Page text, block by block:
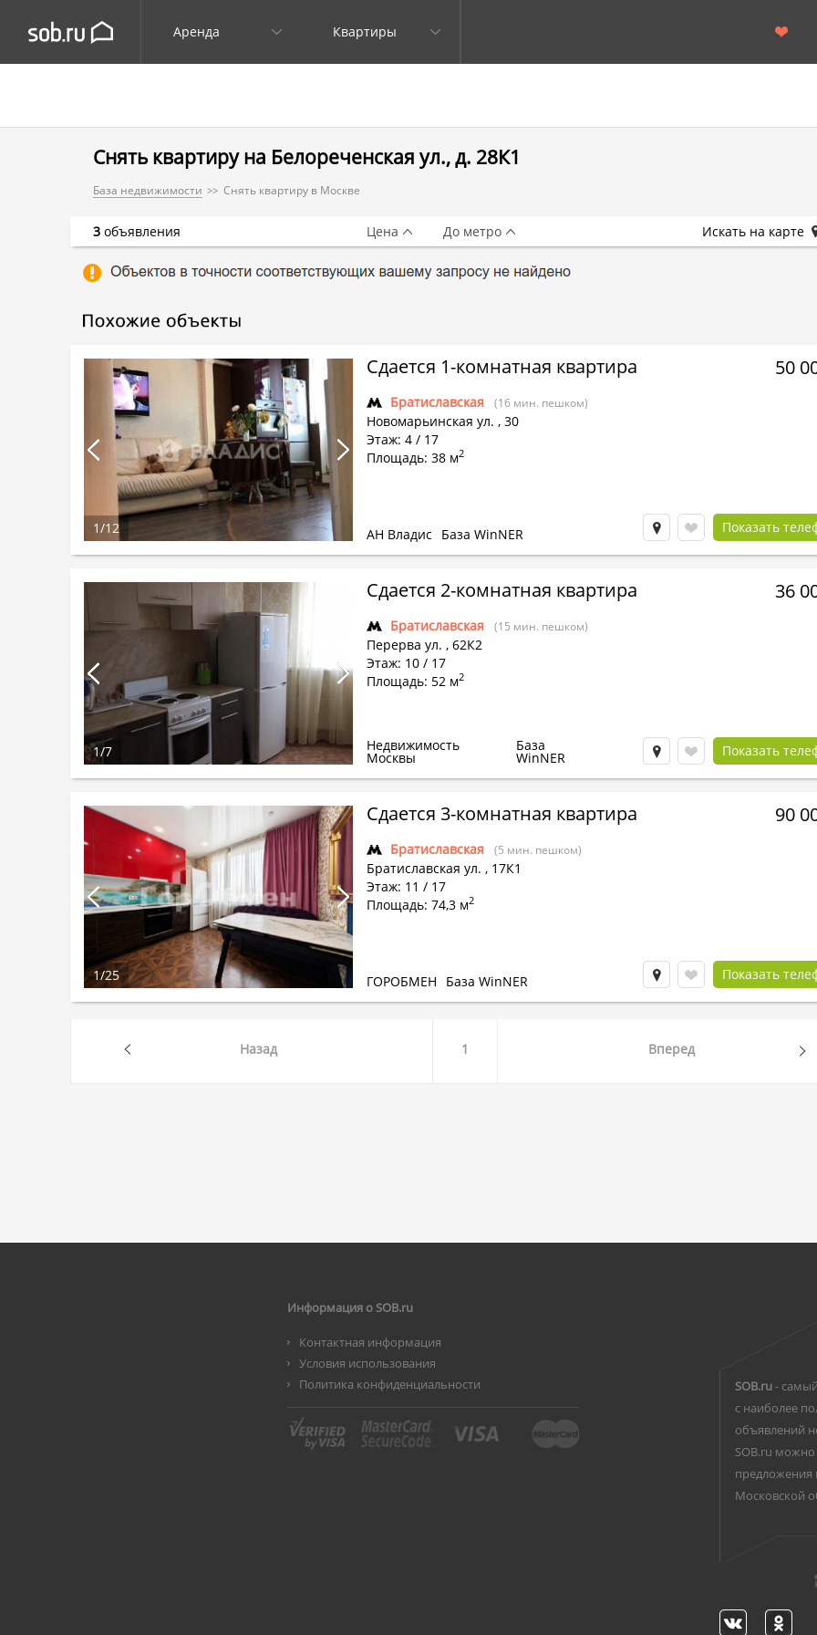
Аренда Квартиры
Снять квартиру на Белореченская ул., д. 28К1
База недвижимости Снять квартиру в Москве
Сдается 1-комнатная квартира
Братиславская (16 мин. пешком)
Новомарьинская ул. , 30
Этаж: 4 / 17
Площадь: 38 м2
50
АН Владис База WinNER Показать
1/12
Сдается 2-комнатная квартира
Братиславская (15 мин. пешком)
Перерва ул. , 62К2
Этаж: 10 / 17
Площадь: 52 м2
36
Недвижимость
Москвы
База
WinNER Показать
1/7
Сдается 3-комнатная квартира
Братиславская (5 мин. пешком)
Братиславская ул. , 17К1
Этаж: 11 / 17
Площадь: 74,3 м2
90
ГОРОБМЕН База WinNER Показать
1/25
3 объявления Цена До метро Искать на карте
Назад 1 Вперед
Информация о SOB.ru
Контактная информация
Условия использования
Политика конфиденциальности
SOB.ru-
с наиболее
объявлений
SOB.ru можно
Московской